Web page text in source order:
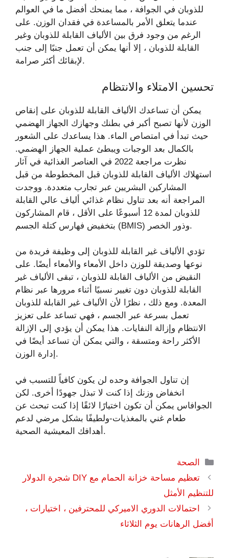
للذوبان في الجوافة ، مما يمنحك أفضل ما في العوالم
عندما يتعلق الأمر بالمساعدة في فقدان الوزن. على
الرغم من وجود فرق بين الألياف القابلة للذوبان وغير
القابلة للذوبان ، إلا أنها يمكن أن تعمل جنبًا إلى جنب
لإبقائك أكثر صرامة.
تحسين الامتلاء والانتظام
يمكن أن تساعدك الألياف القابلة للذوبان على إنقاص
الوزن لأنها تصبح أكبر في بطنك وجهازك الجهاز الهضمي
حيث تبدأ في امتصاص الماء. هذا يساعدك على الشعور
بالكمال بعد الوجبات ويبطئ عملية الجهاز الهضمي.
نظرت مراجعة 2022 في العناصر الغذائية في آثار
استهلاك الألياف القابلة للذوبان قبل المخطوطة من قبل
المشاركين البشريين عبر تجارب متعددة. ووجدت
المراجعة أنه بعد تناول نظام غذائي ألياف عالي القابلة
للذوبان لمدة 12 أسبوعًا على الأقل ، قام المشاركون
بتخفيض فهارس كتلة الجسم (BMIS) وذور الخصر.
تؤدي الألياف غير القابلة للذوبان إلى وظيفة فريدة من
نوعها وصديقة للوزن داخل الأمعاء والأمعاء أيضًا. على
النقيض من الألياف القابلة للذوبان ، تبقى الألياف غير
القابلة للذوبان دون تغيير نسبيًا أثناء مرورها عبر نظام
المعدة. ومع ذلك ، نظرًا لأن الألياف غير القابلة للذوبان
تعمل بسرعة عبر الجسم ، فهي تساعد على تعزيز
الانتظام وإزالة النفايات. هذا يمكن أن يؤدي إلى الإزالة
الأكثر راحة ومتسقة ، والتي يمكن أن تساعد أيضًا في
إدارة الوزن.
إن تناول الجوافة وحده لن يكون كافياً للتسبب في
انخفاض وزنك إذا كنت لا تبذل جهودًا أخرى. لكن
الجوافاس يمكن أن تكون اختيارًا لائقًا إذا كنت تبحث عن
طعام غني بالمغذيات-ولطيفًا بشكل مرضي لدعم
أهدافك المعيشية الصحية.
التصنيفات
الصحة
تعظيم مساحة خزانة الحمام مع DIY شجرة الدولار
للتنظيم الأمثل
احتمالات الدوري الاميركي للمحترفين ، اختيارات ،
أفضل الرهانات يوم الثلاثاء